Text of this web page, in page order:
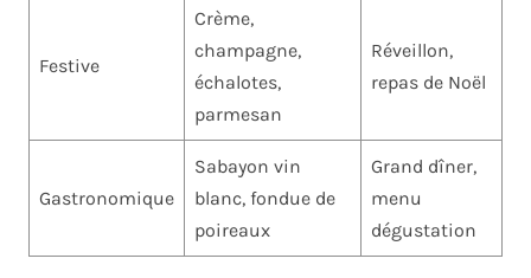
Festive
Crème,
champagne,
échalotes,
parmesan
Réveillon,
repas de Noël
Gastronomique
Sabayon vin
blanc, fondue de
poireaux
Grand dîner,
menu
dégustation